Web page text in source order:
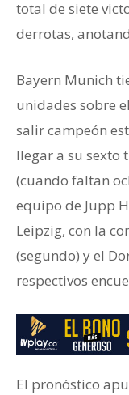
total de siete
derrotas,
Bayern Munich
unidades sobre
salir campeón
llegar a su sexto
(cuando faltan
equipo de Jupp
Leipzig, con la
(segundo) y el
respectivos
El pronóstico